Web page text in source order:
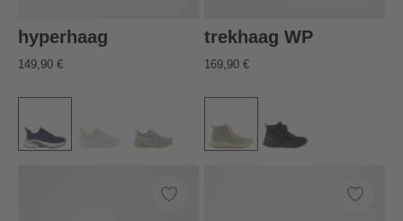
hyperhaag
149,90 €
trekhaag WP
169,90 €